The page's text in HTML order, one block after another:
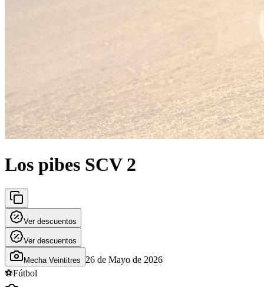
Los pibes SCV 2
Ver descuentos
Ver descuentos
Mecha Veintitres
26 de Mayo de 2026
⚽Fútbol